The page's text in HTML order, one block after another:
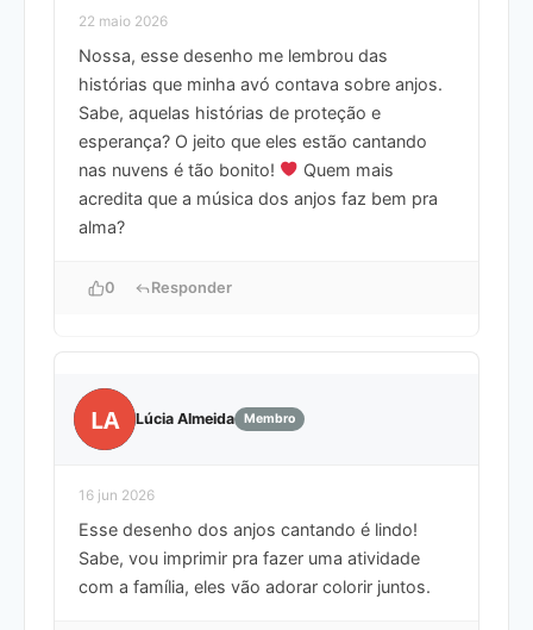
22 maio 2026
Nossa, esse desenho me lembrou das
histórias que minha avó contava sobre anjos.
Sabe, aquelas histórias de proteção e
esperança? O jeito que eles estão cantando
nas nuvens é tão bonito!
Quem mais
acredita que a música dos anjos faz bem pra
alma?
0 Responder
LA Lúcia Almeida Membro
16 jun 2026
Esse desenho dos anjos cantando é lindo!
Sabe, vou imprimir pra fazer uma atividade
com a família, eles vão adorar colorir juntos.